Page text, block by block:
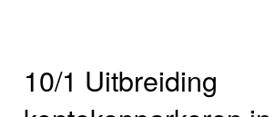
10/1 Uitbreiding